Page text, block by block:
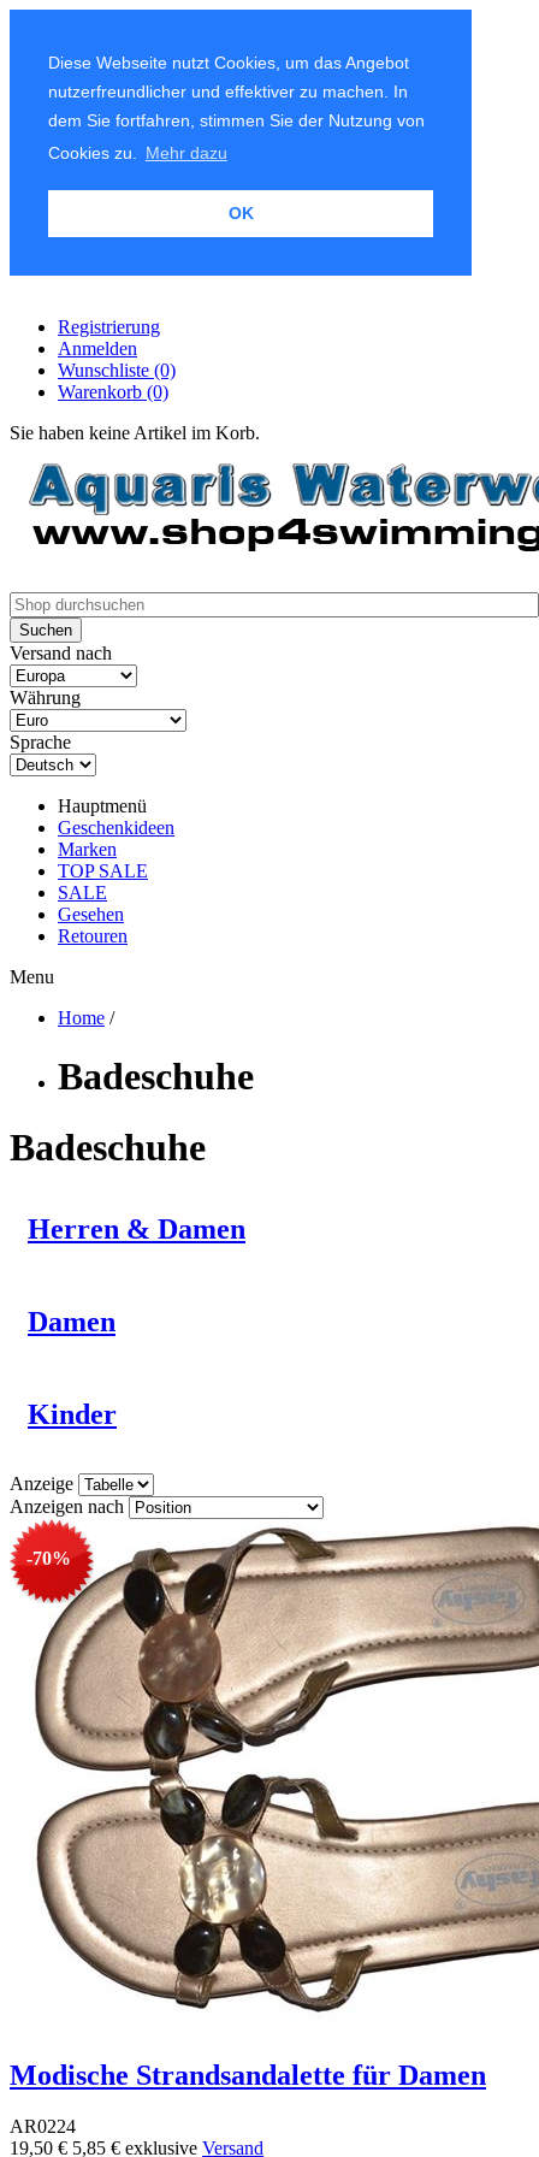
Diese Webseite nutzt Cookies, um das Angebot
nutzerfreundlicher und effektiver zu machen. In
dem Sie fortfahren, stimmen Sie der Nutzung von
Cookies zu.
Mehr dazu
OK
Registrierung
Anmelden
Wunschliste (0)
Warenkorb (0)
Sie haben keine Artikel im Korb.
Versand nach
Währung
Sprache
Hauptmenü
Geschenkideen
Marken
TOP SALE
SALE
Gesehen
Retouren
Menu
Home /
Badeschuhe
Badeschuhe
Herren & Damen
Damen
Kinder
Anzeige
Anzeigen nach
-70%
Modische Strandsandalette für Damen
AR0224
19,50 € 5,85 € exklusive Versand